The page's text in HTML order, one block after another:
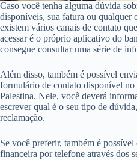
Caso você tenha alguma dúvida
disponíveis, sua fatura ou qualquer
existem vários canais de contato
acessar é o próprio aplicativo do
consegue consultar uma série de
Além disso, também é possível
formulário de contato disponível no
Palestina. Nele, você deverá
escrever qual é o seu tipo de
reclamação.
Se você preferir, também é
financeira por telefone através dos